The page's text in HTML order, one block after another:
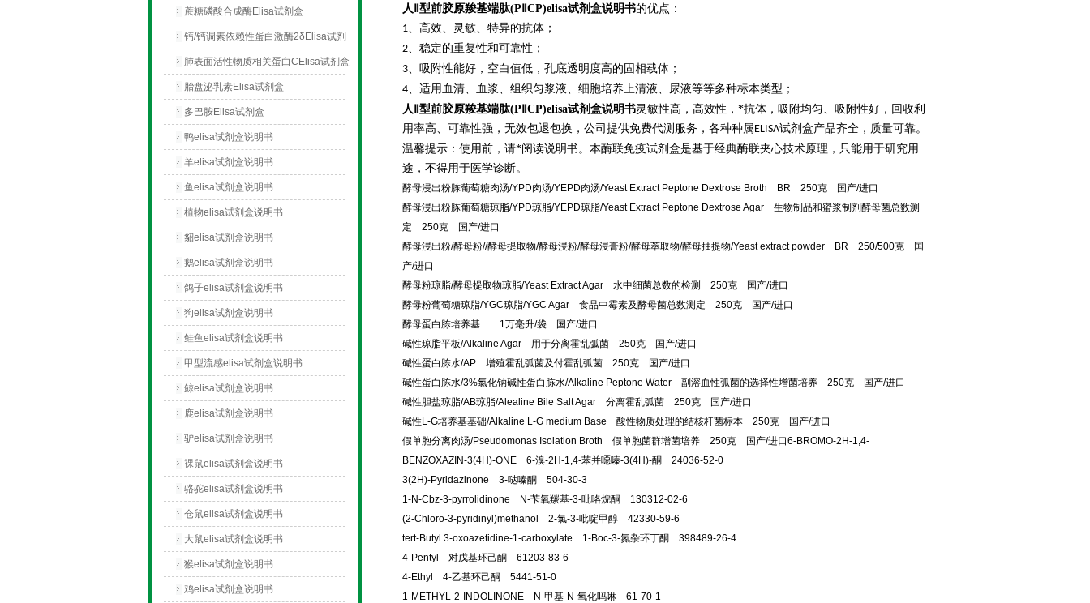
蔗糖磷酸合成酶Elisa试剂盒
钙/钙调素依赖性蛋白激酶2δElisa试剂
盒
肺表面活性物质相关蛋白CElisa试剂盒
胎盘泌乳素Elisa试剂盒
多巴胺Elisa试剂盒
鸭elisa试剂盒说明书
羊elisa试剂盒说明书
鱼elisa试剂盒说明书
植物elisa试剂盒说明书
貂elisa试剂盒说明书
鹅elisa试剂盒说明书
鸽子elisa试剂盒说明书
狗elisa试剂盒说明书
鲑鱼elisa试剂盒说明书
甲型流感elisa试剂盒说明书
鲸elisa试剂盒说明书
鹿elisa试剂盒说明书
驴elisa试剂盒说明书
裸鼠elisa试剂盒说明书
骆驼elisa试剂盒说明书
仓鼠elisa试剂盒说明书
大鼠elisa试剂盒说明书
猴elisa试剂盒说明书
鸡elisa试剂盒说明书
人Ⅱ型前胶原羧基端肽(PⅡCP)elisa试剂盒说明书的优点：
1、高效、灵敏、特异的抗体；
2、稳定的重复性和可靠性；
3、吸附性能好，空白值低，孔底透明度高的固相载体；
4、适用血清、血浆、组织匀浆液、细胞培养上清液、尿液等等多种标本类型；
人Ⅱ型前胶原羧基端肽(PⅡCP)elisa试剂盒说明书灵敏性高，高效性，*抗体，吸附均匀、吸附性好，回收利
用率高、可靠性强，无效包退包换，公司提供免费代测服务，各种种属ELISA试剂盒产品齐全，质量可靠。
温馨提示：使用前，请*阅读说明书。本酶联免疫试剂盒是基于经典酶联夹心技术原理，只能用于研究用
途，不得用于医学诊断。
酵母浸出粉胨葡萄糖肉汤/YPD肉汤/YEPD肉汤/Yeast Extract Peptone Dextrose Broth BR 250克 国产/进口
酵母浸出粉胨葡萄糖琼脂/YPD琼脂/YEPD琼脂/Yeast Extract Peptone Dextrose Agar 生物制品和蜜浆制剂酵母菌总数测
定 250克 国产/进口
酵母浸出粉/酵母粉//酵母提取物/酵母浸粉/酵母浸膏粉/酵母萃取物/酵母抽提物/Yeast extract powder BR 250/500克 国
产/进口
酵母粉琼脂/酵母提取物琼脂/Yeast Extract Agar 水中细菌总数的检测 250克 国产/进口
酵母粉葡萄糖琼脂/YGC琼脂/YGC Agar 食品中霉素及酵母菌总数测定 250克 国产/进口
酵母蛋白胨培养基 1万毫升/袋 国产/进口
碱性琼脂平板/Alkaline Agar 用于分离霍乱弧菌 250克 国产/进口
碱性蛋白胨水/AP 增殖霍乱弧菌及付霍乱弧菌 250克 国产/进口
碱性蛋白胨水/3%氯化钠碱性蛋白胨水/Alkaline Peptone Water 副溶血性弧菌的选择性增菌培养 250克 国产/进口
碱性胆盐琼脂/AB琼脂/Alealine Bile Salt Agar 分离霍乱弧菌 250克 国产/进口
碱性L-G培养基基础/Alkaline L-G medium Base 酸性物质处理的结核杆菌标本 250克 国产/进口
假单胞分离肉汤/Pseudomonas Isolation Broth 假单胞菌群增菌培养 250克 国产/进口6-BROMO-2H-1,4-
BENZOXAZIN-3(4H)-ONE 6-溴-2H-1,4-苯并噁嗪-3(4H)-酮 24036-52-0
3(2H)-Pyridazinone 3-哒嗪酮 504-30-3
1-N-Cbz-3-pyrrolidinone N-苄氧羰基-3-吡咯烷酮 130312-02-6
(2-Chloro-3-pyridinyl)methanol 2-氯-3-吡啶甲醇 42330-59-6
tert-Butyl 3-oxoazetidine-1-carboxylate 1-Boc-3-氮杂环丁酮 398489-26-4
4-Pentyl 对戊基环己酮 61203-83-6
4-Ethyl 4-乙基环己酮 5441-51-0
1-METHYL-2-INDOLINONE N-甲基-N-氧化吗啉 61-70-1